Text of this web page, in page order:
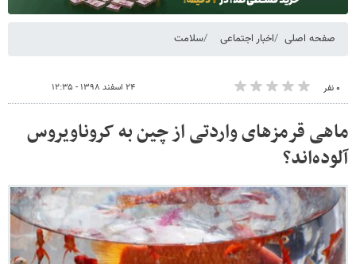
صفحه اصلی اخبار اجتماعی سلامت
۰ نفر ۲۴ اسفند ۱۳۹۸ - ۱۲:۳۵
ماهی قرمزهای واردتی از چین به کروناویروس
آلوده‌اند؟